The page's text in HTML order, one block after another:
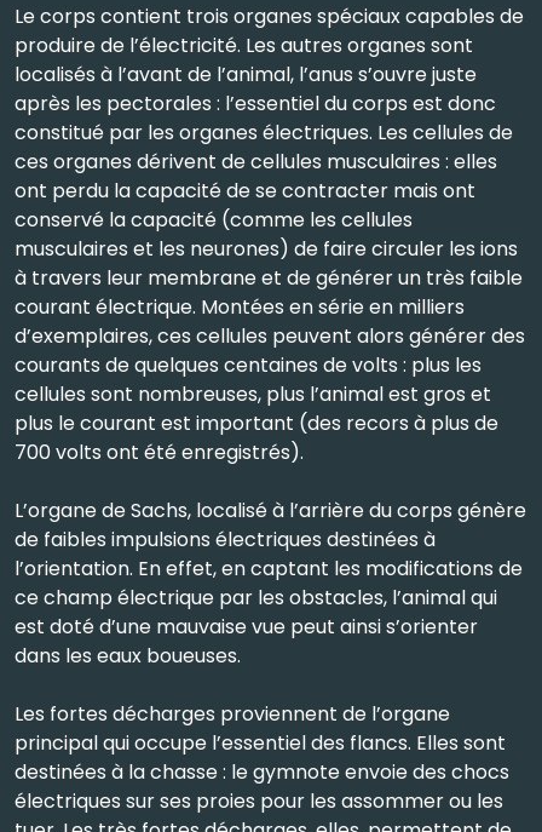
Le corps contient trois organes spéciaux capables de
produire de l’électricité. Les autres organes sont
localisés à l’avant de l’animal, l’anus s’ouvre juste
après les pectorales : l’essentiel du corps est donc
constitué par les organes électriques. Les cellules de
ces organes dérivent de cellules musculaires : elles
ont perdu la capacité de se contracter mais ont
conservé la capacité (comme les cellules
musculaires et les neurones) de faire circuler les ions
à travers leur membrane et de générer un très faible
courant électrique. Montées en série en milliers
d’exemplaires, ces cellules peuvent alors générer des
courants de quelques centaines de volts : plus les
cellules sont nombreuses, plus l’animal est gros et
plus le courant est important (des recors à plus de
700 volts ont été enregistrés).
L’organe de Sachs, localisé à l’arrière du corps génère
de faibles impulsions électriques destinées à
l’orientation. En effet, en captant les modifications de
ce champ électrique par les obstacles, l’animal qui
est doté d’une mauvaise vue peut ainsi s’orienter
dans les eaux boueuses.
Les fortes décharges proviennent de l’organe
principal qui occupe l’essentiel des flancs. Elles sont
destinées à la chasse : le gymnote envoie des chocs
électriques sur ses proies pour les assommer ou les